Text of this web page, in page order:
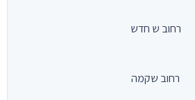
רחוב ש חדש
רחוב שקמה